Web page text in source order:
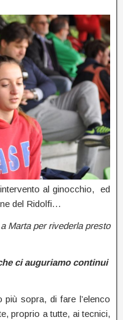
al ginocchio, ed
del Ridolfi…
Marta per rivederla presto
ci auguriamo continui
sopra, di fare l’elenco
proprio a tutte, ai tecnici,